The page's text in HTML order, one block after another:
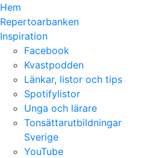
Hem
Repertoarbanken
Inspiration
Facebook
Kvastpodden
Länkar, listor och tips
Spotifylistor
Unga och lärare
Tonsättarutbildningar
Sverige
YouTube